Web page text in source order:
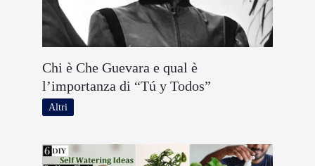
Chi è Che Guevara e qual è
l’importanza di “Tú y Todos”
Altri